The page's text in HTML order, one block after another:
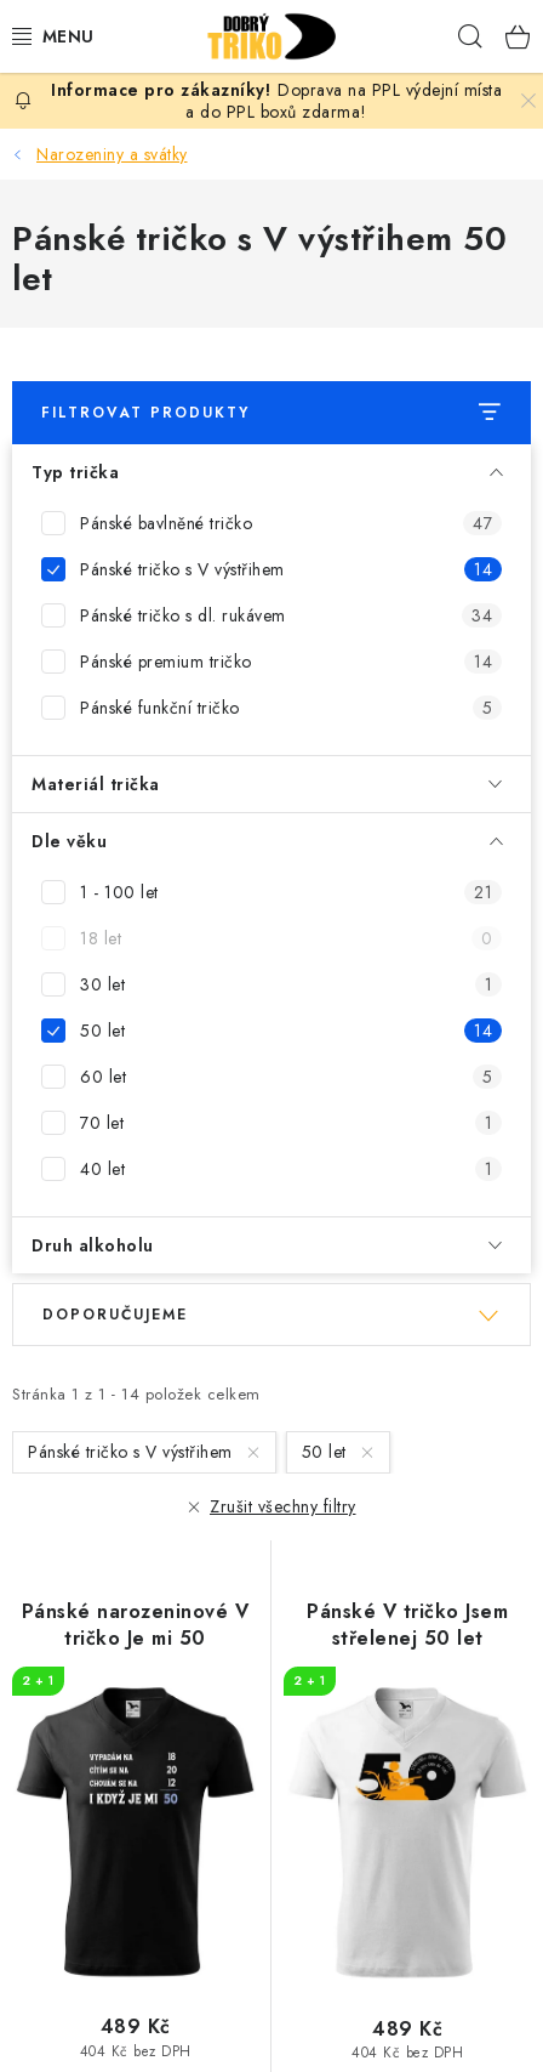
na
PRO ŽENY
PRO MUŽE
PRO DĚTI
DOPLŇKY
VLASTNÍ MOTIV
TRIČKA
OKAMŽITĚ K ODBĚRU
B2B
VÁNOCE
Časté otázky
Obchodní podmínky
Kontakty
Doprava na PPL výdejní místa
a do PPL boxů zdarma!
Narozeniny a svátky
Pánské tričko s V výstřihem 50
let
FILTROVAT PRODUKTY
Typ trička
Pánské bavlněné tričko
47
Pánské tričko s V výstřihem
14
Pánské tričko s dl. rukávem
34
Pánské premium tričko
14
Pánské funkční tričko
5
Materiál trička
Dle věku
1 - 100 let
21
18 let
0
30 let
1
50 let
14
60 let
5
70 let
1
40 let
1
Druh alkoholu
V
i
s
p
u
t
ů
Stránka 1 z 1 - 14 položek celkem
Ř
e
n
í
d
k
t
ů
DOPORUČUJEME
Pánské tričko s V výstřihem 50 let
Zrušit všechny filtry
Pánské narozeninové V
tričko Je mi 50
2 + 1
404 Kč bez DPH
489 Kč
Pánské V tričko Jsem
střelenej 50 let
2 + 1
404 Kč bez DPH
489 Kč